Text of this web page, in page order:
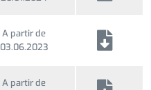
A partir de
03.06.2023
A partir de